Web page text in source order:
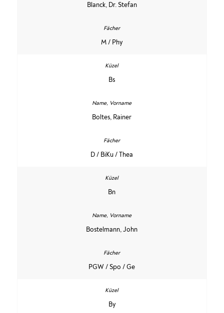
Blanck, Dr. Stefan
M / Phy
Bs
Boltes, Rainer
D / BiKu / Thea
Bn
Bostelmann, John
PGW / Spo / Ge
By